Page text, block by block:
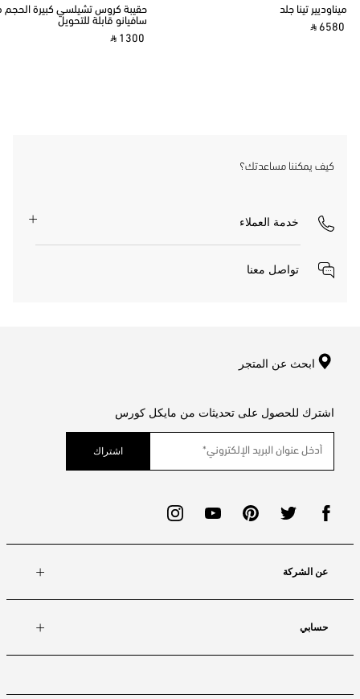
حقيبة كروس تشيلسي كبيرة الحجم
سافيانو قابلة للتحويل
‎ ⃁ 1300 ‎
ميناوديير تينا جلد
‎ ⃁ 6580 ‎
كيف يمكننا مساعدتك؟
خدمة العملاء
تواصل معنا
ابحث عن المتجر
اشترك للحصول على تحديثات من مايكل كورس
اشتراك
عن الشركة
حسابي